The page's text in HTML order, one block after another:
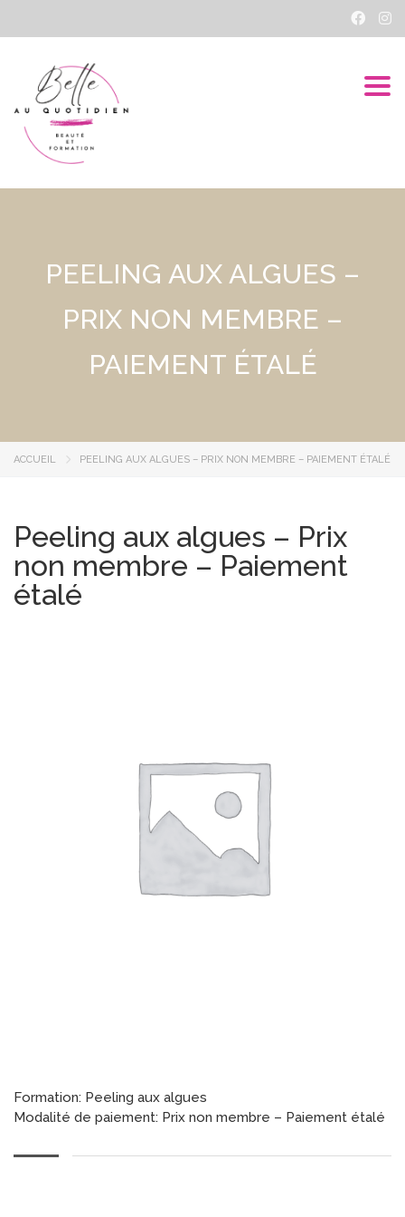
PEELING AUX ALGUES –
PRIX NON MEMBRE –
PAIEMENT ÉTALÉ
ACCUEIL PEELING AUX ALGUES – PRIX NON MEMBRE – PAIEMENT ÉTALÉ
Peeling aux algues – Prix
non membre – Paiement
étalé
Formation: Peeling aux algues
Modalité de paiement: Prix non membre – Paiement étalé